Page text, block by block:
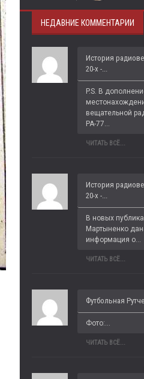
НЕДАВНИЕ КОММЕНТАРИИ
История
20-х -...
P.S. В
вещательной
РА-77...
ЧИТАТЬ ВСЁ...
История
20-х -...
В новых
Мартыненко
информация о...
ЧИТАТЬ ВСЁ...
Футбольная
Фото:...
ЧИТАТЬ ВСЁ...